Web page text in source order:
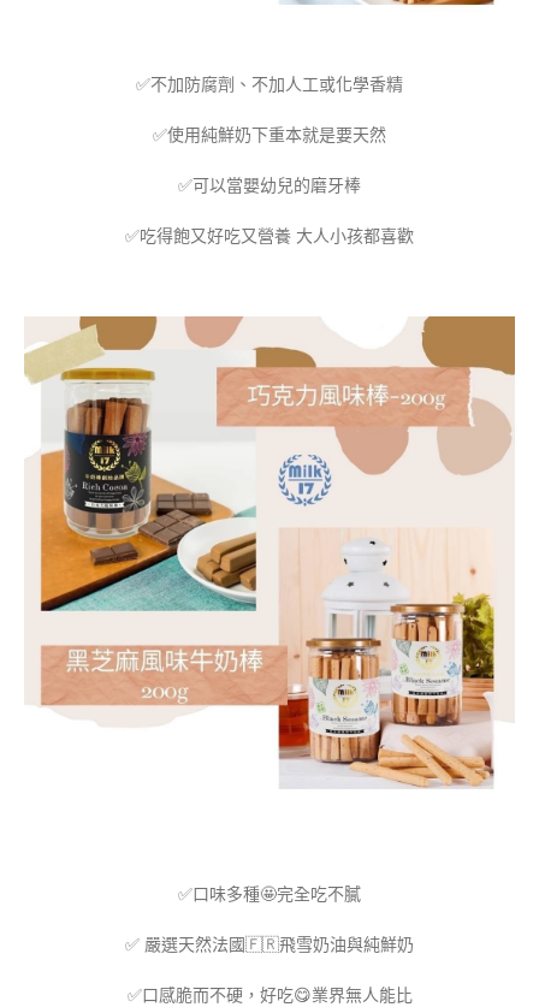
✅不加防腐劑、不加人工或化學香精
✅使用純鮮奶下重本就是要天然
✅可以當嬰幼兒的磨牙棒
✅吃得飽又好吃又營養 大人小孩都喜歡
✅口味多種🤩完全吃不膩
✅ 嚴選天然法國🇫🇷飛雪奶油與純鮮奶
✅口感脆而不硬，好吃😋業界無人能比